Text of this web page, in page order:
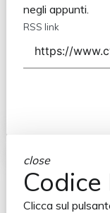
negli appunti.
RSS link
close
Codice
Clicca sul